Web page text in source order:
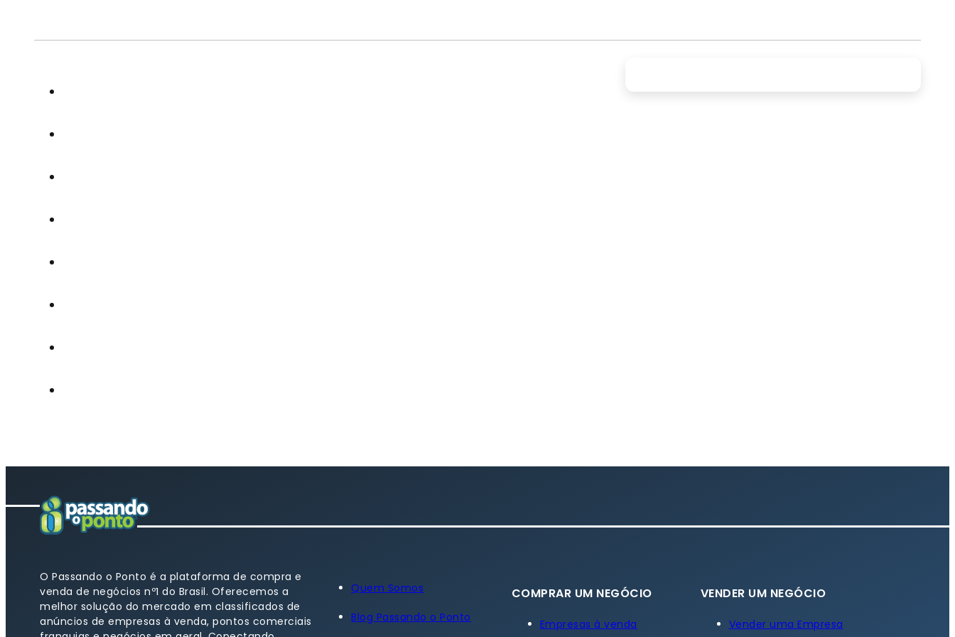
O Passando o Ponto é a plataforma de compra e
venda de negócios nº1 do Brasil. Oferecemos a
melhor solução do mercado em classificados de
anúncios de empresas à venda, pontos comerciais
Quem Somos
Blog Passando o Ponto
COMPRAR UM NEGÓCIO
Empresas à venda
VENDER UM NEGÓCIO
Vender uma Empresa